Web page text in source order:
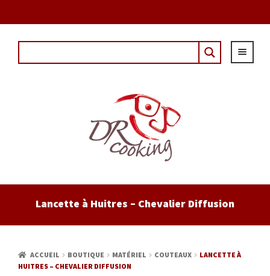
ACCUEIL
CAVE
Lancette à Huitres – Chevalier Diffusion
ACCUEIL BOUTIQUE MATÉRIEL COUTEAUX
LANCETTE À
HUITRES – CHEVALIER DIFFUSION